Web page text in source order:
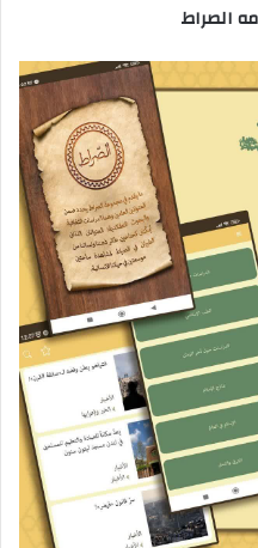
الصراط